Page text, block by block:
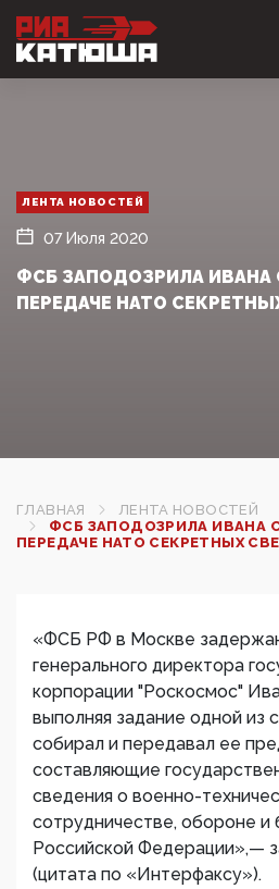
ЛЕНТА НОВОСТЕЙ
07 Июля 2020
ФСБ ЗАПОДОЗРИЛА ИВАНА
ПЕРЕДАЧЕ НАТО
ГЛАВНАЯ
ЛЕНТА НОВОСТЕЙ
ФСБ ЗАПОДОЗРИЛА ИВАНА
ПЕРЕДАЧЕ НАТО СЕКРЕТНЫХ
«ФСБ РФ в Москве
генерального директора
корпорации "Роскосмос"
выполняя задание одной из
собирал и передавал ее
составляющие
сведения о военно-
сотрудничестве, обороне и
Российской Федерации»,—
(цитата по «Интерфаксу»).